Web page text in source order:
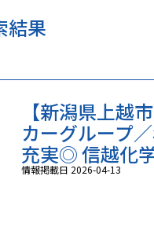
結果
【新潟県上越
カーグループ
充実◎ 信越化
情報掲載日 2026-04-13